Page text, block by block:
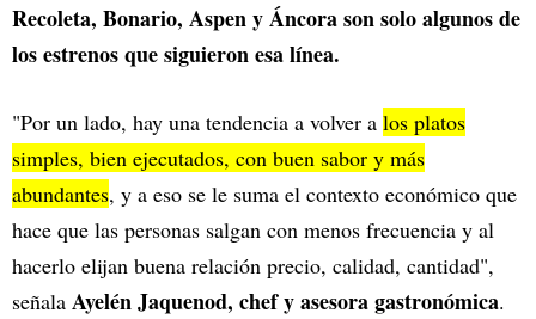
Recoleta, Bonario, Aspen y Áncora son solo algunos de
los estrenos que siguieron esa línea.
"Por un lado, hay una tendencia a volver a los platos
simples, bien ejecutados, con buen sabor y más
abundantes, y a eso se le suma el contexto económico que
hace que las personas salgan con menos frecuencia y al
hacerlo elijan buena relación precio, calidad, cantidad",
señala Ayelén Jaquenod, chef y asesora gastronómica.